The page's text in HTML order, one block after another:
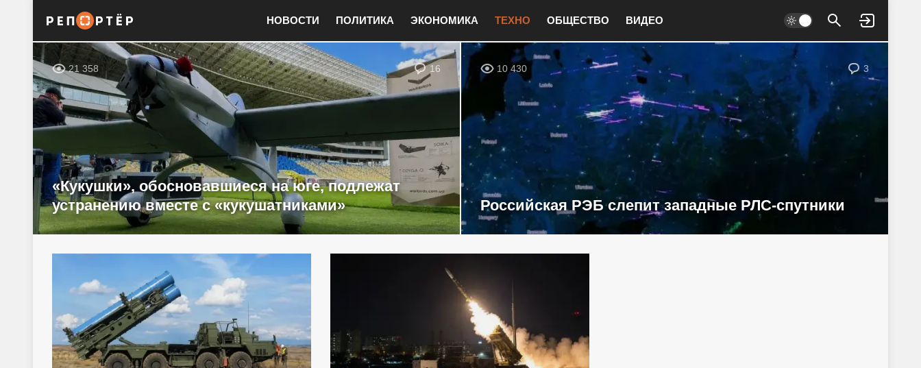
НОВОСТИ ПОЛИТИКА ЭКОНОМИКА ТЕХНО ОБЩЕСТВО ВИДЕО
Войти
21 358 16
«Кукушки», обосновавшиеся на юге, подлежат
устранению вместе с «кукушатниками»
10 430 3
Российская РЭБ слепит западные РЛС-спутники